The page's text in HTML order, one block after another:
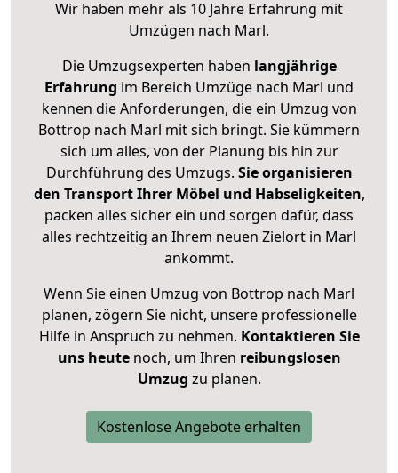
Wir haben mehr als 10 Jahre Erfahrung mit
Umzügen nach Marl.
Die Umzugsexperten haben langjährige
Erfahrung im Bereich Umzüge nach Marl und
kennen die Anforderungen, die ein Umzug von
Bottrop nach Marl mit sich bringt. Sie kümmern
sich um alles, von der Planung bis hin zur
Durchführung des Umzugs. Sie organisieren
den Transport Ihrer Möbel und Habseligkeiten,
packen alles sicher ein und sorgen dafür, dass
alles rechtzeitig an Ihrem neuen Zielort in Marl
ankommt.
Wenn Sie einen Umzug von Bottrop nach Marl
planen, zögern Sie nicht, unsere professionelle
Hilfe in Anspruch zu nehmen. Kontaktieren Sie
uns heutenoch, um Ihren reibungslosen
Umzug zu planen.
Kostenlose Angebote erhalten